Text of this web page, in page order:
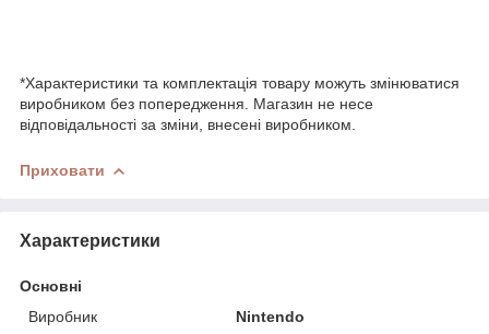
*Характеристики та комплектація товару можуть змінюватися
виробником без попередження. Магазин не несе
відповідальності за зміни, внесені виробником.
Приховати
Характеристики
Основні
Виробник
Nintendo